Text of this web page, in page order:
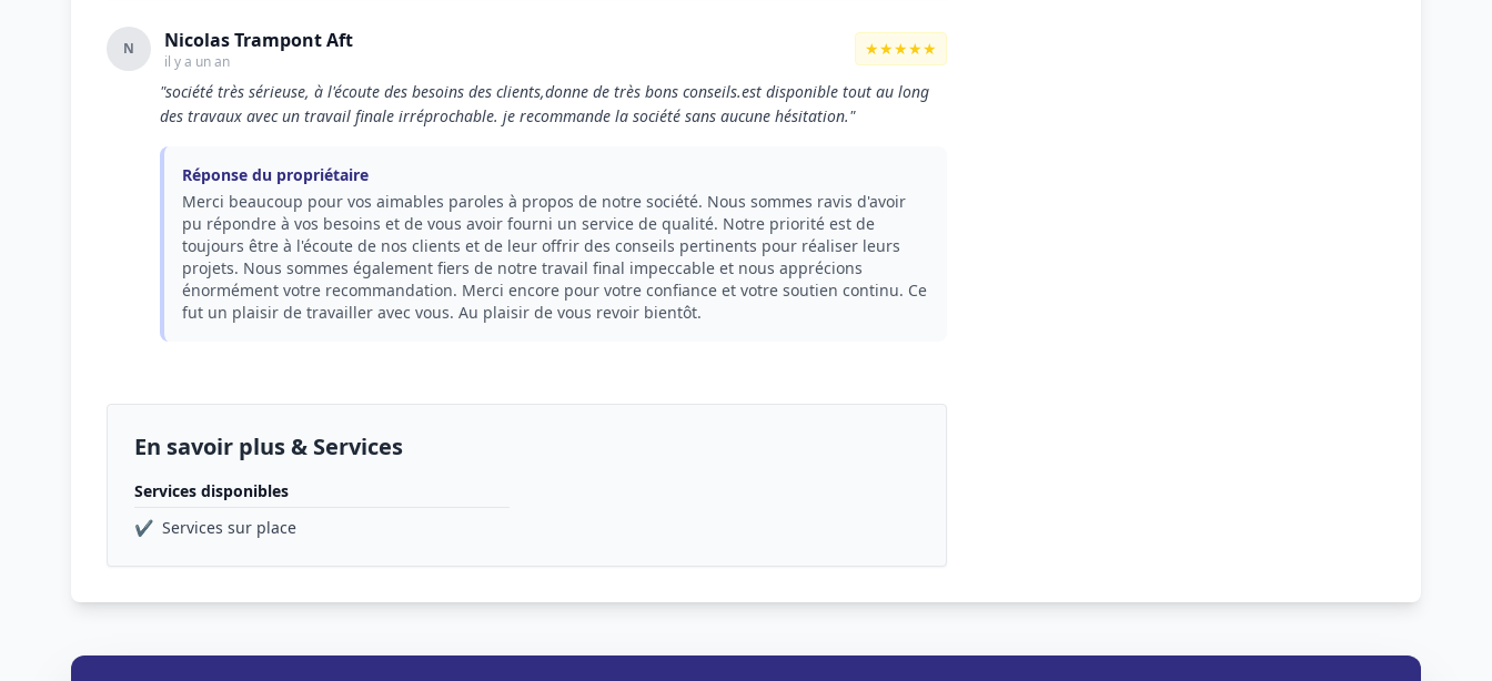
N Nicolas Trampont Aft
il y a un an
★★★★★
"société très sérieuse, à l'écoute des besoins des clients,donne de très bons conseils.est disponible tout au long
des travaux avec un travail finale irréprochable. je recommande la société sans aucune hésitation."
Réponse du propriétaire
Merci beaucoup pour vos aimables paroles à propos de notre société. Nous sommes ravis d'avoir
pu répondre à vos besoins et de vous avoir fourni un service de qualité. Notre priorité est de
toujours être à l'écoute de nos clients et de leur offrir des conseils pertinents pour réaliser leurs
projets. Nous sommes également fiers de notre travail final impeccable et nous apprécions
énormément votre recommandation. Merci encore pour votre confiance et votre soutien continu. Ce
fut un plaisir de travailler avec vous. Au plaisir de vous revoir bientôt.
En savoir plus & Services
Services disponibles
✔ Services sur place